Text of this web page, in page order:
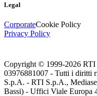
Legal
CorporateCookie Policy
Privacy Policy
Copyright © 1999-2026 RTI
03976881007 - Tutti i diritti
S.p.A. - RTI S.p.A.,
Bassi) - Uffici Viale Europa